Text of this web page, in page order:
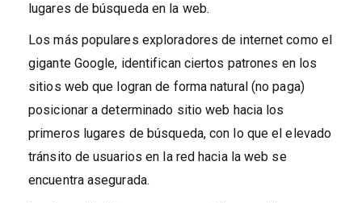
lugares de búsqueda en la web.
Los más populares exploradores de internet como el
gigante Google, identifican ciertos patrones en los
sitios web que logran de forma natural (no paga)
posicionar a determinado sitio web hacia los
primeros lugares de búsqueda, con lo que el elevado
tránsito de usuarios en la red hacia la web se
encuentra asegurada.